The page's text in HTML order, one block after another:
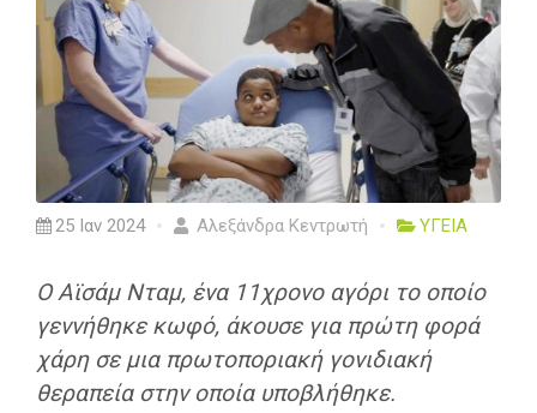
25 Ιαν 2024 Αλεξάνδρα Κεντρωτή ΥΓΕΙΑ
Ο Αϊσάμ Νταμ, ένα 11χρονο αγόρι το οποίο
γεννήθηκε κωφό, άκουσε για πρώτη φορά
χάρη σε μια πρωτοποριακή γονιδιακή
θεραπεία στην οποία υποβλήθηκε.